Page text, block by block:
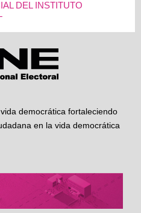
DEL INSTITUTO
democrática fortaleciendo
en la vida democrática